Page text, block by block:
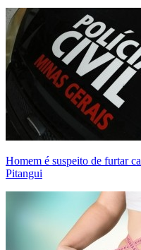
Homem é suspeito de furtar
Pitangui